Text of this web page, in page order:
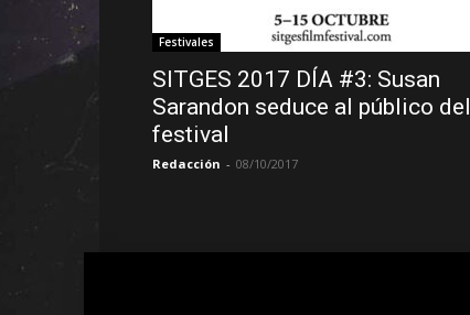
Festivales
SITGES 2017 DÍA #3: Susan
Sarandon seduce al público del
festival
Redacción - 08/10/2017